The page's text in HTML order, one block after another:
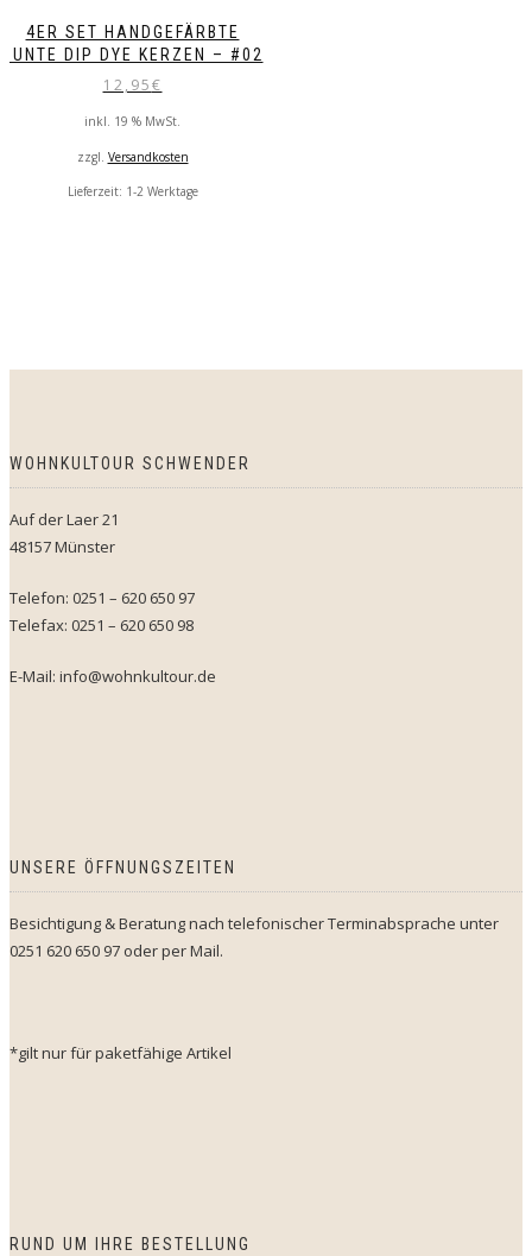
4ER SET HANDGEFÄRBTE
BUNTE DIP DYE KERZEN – #02
12,95€
inkl. 19 % MwSt.
zzgl. Versandkosten
Lieferzeit: 1-2 Werktage
WOHNKULTOUR SCHWENDER
Auf der Laer 21
48157 Münster
Telefon: 0251 – 620 650 97
Telefax: 0251 – 620 650 98
E-Mail: info@wohnkultour.de
UNSERE ÖFFNUNGSZEITEN
Besichtigung & Beratung nach telefonischer Terminabsprache unter
0251 620 650 97 oder per Mail.
*gilt nur für paketfähige Artikel
RUND UM IHRE BESTELLUNG